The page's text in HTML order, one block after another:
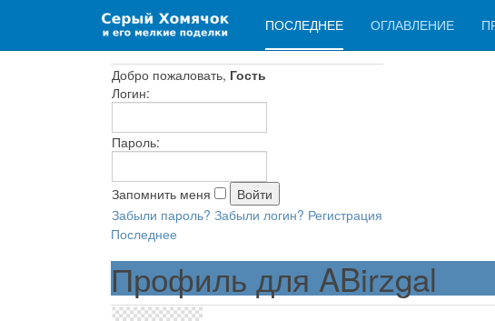
ПОСЛЕДНЕЕ ОГЛАВЛЕНИЕ
Добро пожаловать, Гость
Логин:
Пароль:
Запомнить меня
Забыли пароль? Забыли логин? Регистрация
Последнее
Профиль для ABirzgal